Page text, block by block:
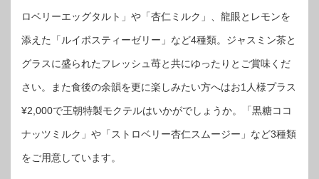
ロベリーエッグタルト」や「杏仁ミルク」、龍眼とレモンを
添えた「ルイボスティーゼリー」など4種類。ジャスミン茶と
グラスに盛られたフレッシュ苺と共にゆったりとご賞味くだ
さい。また食後の余韻を更に楽しみたい方へはお1人様プラス
¥2,000で王朝特製モクテルはいかがでしょうか。「黒糖ココ
ナッツミルク」や「ストロベリー杏仁スムージー」など3種類
をご用意しています。